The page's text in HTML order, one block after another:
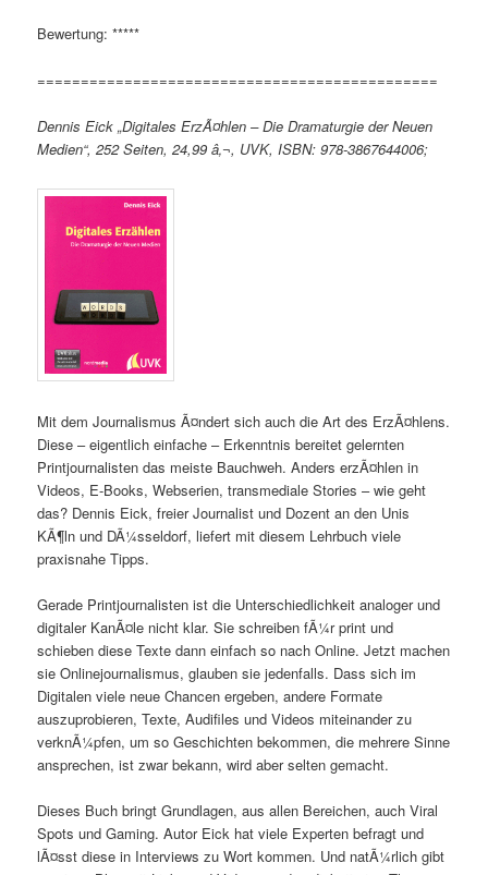
Bewertung: *****
==============================================
Dennis Eick „Digitales ErzÃ¤hlen – Die Dramaturgie der Neuen
Medien“, 252 Seiten, 24,99 â‚¬, UVK, ISBN: 978-3867644006;
Mit dem Journalismus Ã¤ndert sich auch die Art des ErzÃ¤hlens.
Diese – eigentlich einfache – Erkenntnis bereitet gelernten
Printjournalisten das meiste Bauchweh. Anders erzÃ¤hlen in
Videos, E-Books, Webserien, transmediale Stories – wie geht
das? Dennis Eick, freier Journalist und Dozent an den Unis
KÃ¶ln und DÃ¼sseldorf, liefert mit diesem Lehrbuch viele
praxisnahe Tipps.
Gerade Printjournalisten ist die Unterschiedlichkeit analoger und
digitaler KanÃ¤le nicht klar. Sie schreiben fÃ¼r print und
schieben diese Texte dann einfach so nach Online. Jetzt machen
sie Onlinejournalismus, glauben sie jedenfalls. Dass sich im
Digitalen viele neue Chancen ergeben, andere Formate
auszuprobieren, Texte, Audifiles und Videos miteinander zu
verknÃ¼pfen, um so Geschichten bekommen, die mehrere Sinne
ansprechen, ist zwar bekann, wird aber selten gemacht.
Dieses Buch bringt Grundlagen, aus allen Bereichen, auch Viral
Spots und Gaming. Autor Eick hat viele Experten befragt und
lÃ¤sst diese in Interviews zu Wort kommen. Und natÃ¼rlich gibt